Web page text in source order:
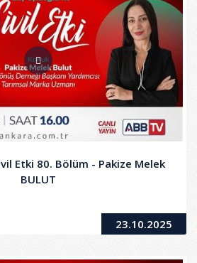
Etki 80. Bölüm - Pakize Melek
BULUT
23.10.2025